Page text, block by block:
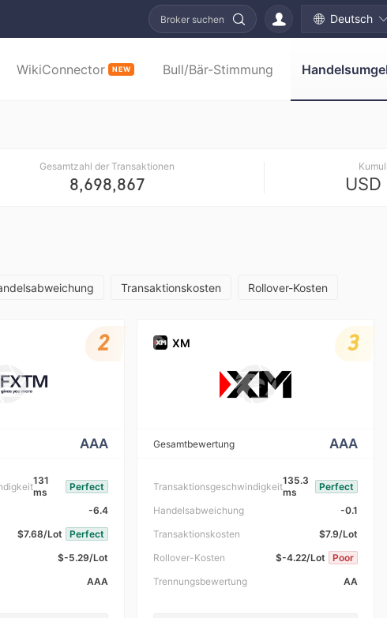
Broker suchen Deutsch
WikiConnector NEW Bull/Bär-Stimmung
Gesamtzahl der Transaktionen
8,698,867 USD
Transaktionskosten Rollover-Kosten
AAA
131
ms
Perfect
-6.4
$7.68/Lot
Perfect
$-5.29/Lot
AAA
2 XM
Gesamtbewertung AAA
Transaktionsgeschwindigkeit135.3
ms
Perfect
Handelsabweichung
-0.1
Transaktionskosten
$7.9/Lot
Rollover-Kosten
$-4.22/Lot
Poor
Trennungsbewertung
AA
3